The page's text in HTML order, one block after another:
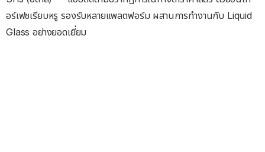
อร์เฟซเรียบหรู รองรับหลายแพลตฟอร์ม ผสานการทำงานกับ Liquid
Glass อย่างยอดเยี่ยม